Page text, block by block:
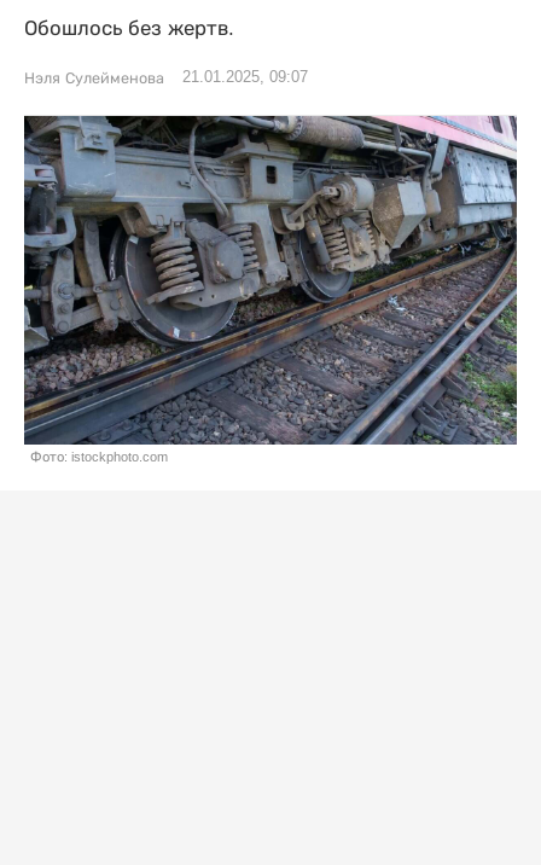
Обошлось без жертв.
Нэля Сулейменова 21.01.2025, 09:07
Фото: istockphoto.com